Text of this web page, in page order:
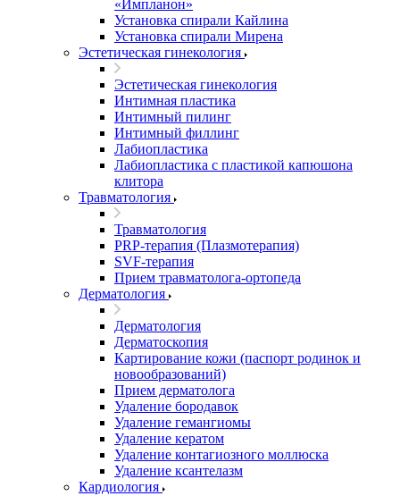
«Импланон»
Установка спирали Кайлина
Установка спирали Мирена
Эстетическая гинекология
Эстетическая гинекология
Интимная пластика
Интимный пилинг
Интимный филлинг
Лабиопластика
Лабиопластика с пластикой капюшона
клитора
Травматология
Травматология
PRP-терапия (Плазмотерапия)
SVF-терапия
Прием травматолога-ортопеда
Дерматология
Дерматология
Дерматоскопия
Картирование кожи (паспорт родинок и
новообразований)
Прием дерматолога
Удаление бородавок
Удаление гемангиомы
Удаление кератом
Удаление контагиозного моллюска
Удаление ксантелазм
Кардиология